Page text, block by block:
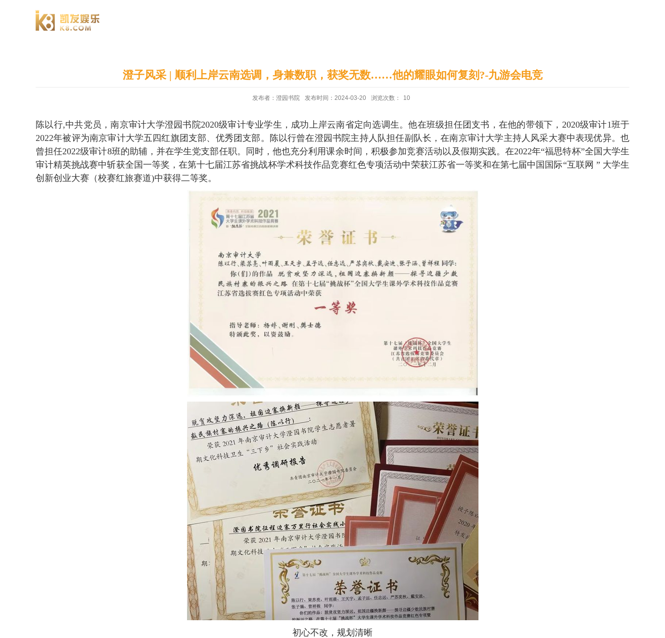
澄子风采 | 顺利上岸云南选调，身兼数职，获奖无数……他的耀眼如何复刻?-九游会电竞
发布者：澄园书院 发布时间：2024-03-20 浏览次数： 10
陈以行,中共党员，南京审计大学澄园书院2020级审计专业学生，成功上岸云南省定向选调生。他在班级担任团支书，在他的带领下，2020级审计1班于
2022年被评为南京审计大学五四红旗团支部、优秀团支部。陈以行曾在澄园书院主持人队担任副队长，在南京审计大学主持人风采大赛中表现优异。也
曾担任2022级审计8班的助辅，并在学生党支部任职。同时，他也充分利用课余时间，积极参加竞赛活动以及假期实践。在2022年“福思特杯”全国大学生
审计精英挑战赛中斩获全国一等奖，在第十七届江苏省挑战杯学术科技作品竞赛红色专项活动中荣获江苏省一等奖和在第七届中国国际“互联网 ” 大学生
创新创业大赛（校赛红旅赛道)中获得二等奖。
初心不改，规划清晰